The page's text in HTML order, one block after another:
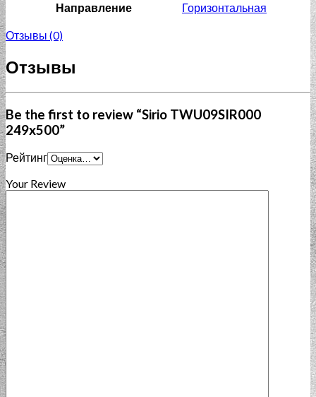
Направление Горизонтальная
Отзывы (0)
Отзывы
Be the first to review “Sirio TWU09SIR000
249x500”
Рейтинг
Your Review